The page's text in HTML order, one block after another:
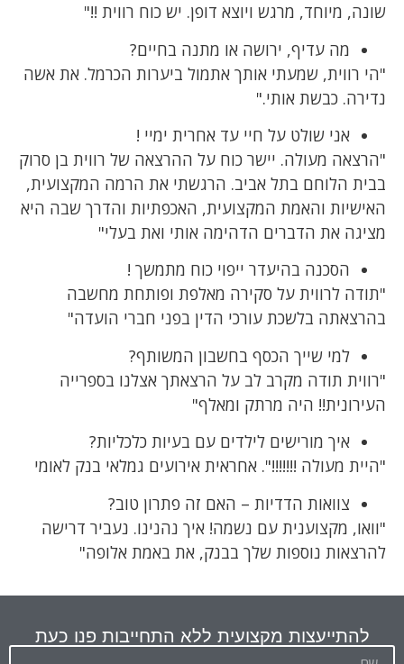
שונה, מיוחד, מרגש ויוצא דופן. יש כוח רווית !!"
מה עדיף, ירושה או מתנה בחיים?
"הי רווית, שמעתי אותך אתמול ביערות הכרמל. את אשה
נדירה. כבשת אותי."
אני שולט על חיי עד אחרית ימיי !
"הרצאה מעולה. יישר כוח על ההרצאה של רווית בן סרוק
בבית הלוחם בתל אביב. הרגשתי את הרמה המקצועית,
האישיות והאמת המקצועית, האכפתיות והדרך שבה היא
מציגה את הדברים הדהימה אותי ואת בעלי"
הסכנה בהיעדר ייפוי כוח מתמשך !
"תודה לרווית על סקירה מאלפת ופותחת מחשבה
בהרצאתה בלשכת עורכי הדין בפני חברי הועדה"
למי שייך הכסף בחשבון המשותף?
"רווית תודה מקרב לב על הרצאתך אצלנו בספרייה
העירונית!! היה מרתק ומאלף"
איך מורישים לילדים עם בעיות כלכליות?
"היית מעולה !!!!!!!". אחראית אירועים גמלאי בנק לאומי
צוואות הדדיות – האם זה פתרון טוב?
"וואו, מקצוענית עם נשמה! איך נהנינו. נעביר דרישה
להרצאות נוספות שלך בבנק, את באמת אלופה"
להתייעצות מקצועית ללא התחייבות פנו כעת